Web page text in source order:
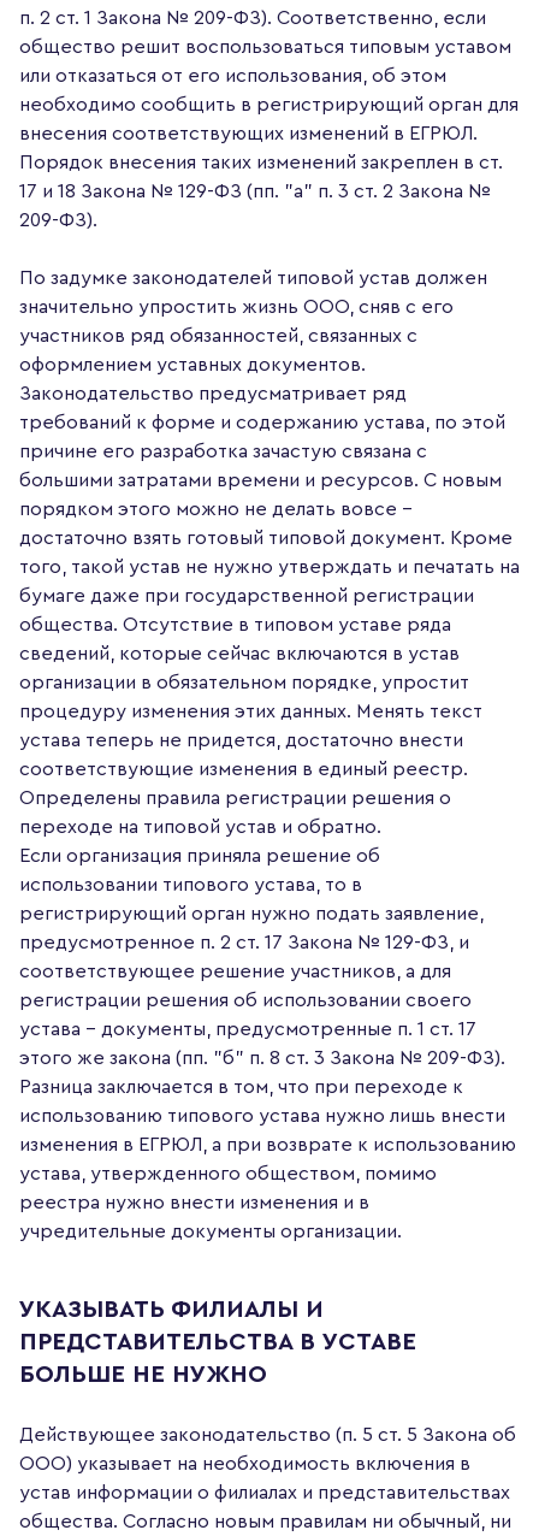
п. 2 ст. 1 Закона № 209-ФЗ). Соответственно, если
общество решит воспользоваться типовым уставом
или отказаться от его использования, об этом
необходимо сообщить в регистрирующий орган для
внесения соответствующих изменений в ЕГРЮЛ.
Порядок внесения таких изменений закреплен в ст.
17 и 18 Закона № 129-ФЗ (пп. "а" п. 3 ст. 2 Закона №
209-ФЗ).
По задумке законодателей типовой устав должен
значительно упростить жизнь ООО, сняв с его
участников ряд обязанностей, связанных с
оформлением уставных документов.
Законодательство предусматривает ряд
требований к форме и содержанию устава, по этой
причине его разработка зачастую связана с
большими затратами времени и ресурсов. С новым
порядком этого можно не делать вовсе –
достаточно взять готовый типовой документ. Кроме
того, такой устав не нужно утверждать и печатать на
бумаге даже при государственной регистрации
общества. Отсутствие в типовом уставе ряда
сведений, которые сейчас включаются в устав
организации в обязательном порядке, упростит
процедуру изменения этих данных. Менять текст
устава теперь не придется, достаточно внести
соответствующие изменения в единый реестр.
Определены правила регистрации решения о
переходе на типовой устав и обратно.
Если организация приняла решение об
использовании типового устава, то в
регистрирующий орган нужно подать заявление,
предусмотренное п. 2 ст. 17 Закона № 129-ФЗ, и
соответствующее решение участников, а для
регистрации решения об использовании своего
устава – документы, предусмотренные п. 1 ст. 17
этого же закона (пп. "б" п. 8 ст. 3 Закона № 209-ФЗ).
Разница заключается в том, что при переходе к
использованию типового устава нужно лишь внести
изменения в ЕГРЮЛ, а при возврате к использованию
устава, утвержденного обществом, помимо
реестра нужно внести изменения и в
учредительные документы организации.
УКАЗЫВАТЬ ФИЛИАЛЫ И
ПРЕДСТАВИТЕЛЬСТВА В УСТАВЕ
БОЛЬШЕ НЕ НУЖНО
Действующее законодательство (п. 5 ст. 5 Закона об
ООО) указывает на необходимость включения в
устав информации о филиалах и представительствах
общества. Согласно новым правилам ни обычный, ни